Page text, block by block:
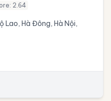
2.64
Lao, Hà Đông, Hà Nội,